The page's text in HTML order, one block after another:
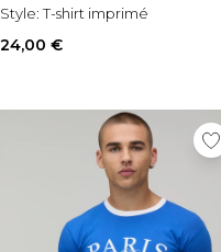
Style:T-shirt imprimé
24,00 €